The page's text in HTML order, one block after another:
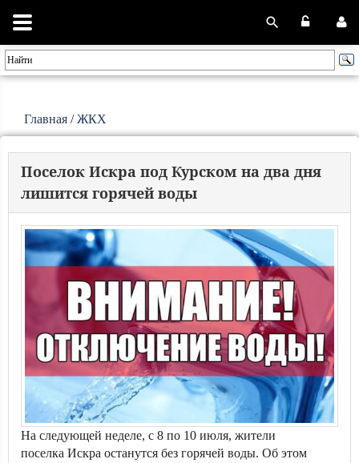
Главная /ЖКХ
Поселок Искра под Курском на два дня
лишится горячей воды
На следующей неделе, с 8 по 10 июля, жители
поселка Искра останутся без горячей воды. Об этом